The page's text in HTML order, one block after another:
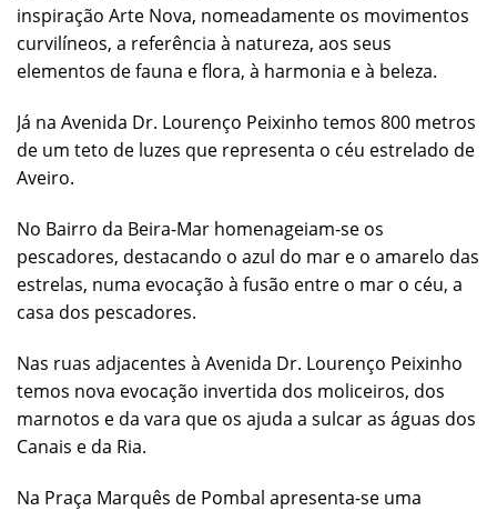
inspiração Arte Nova, nomeadamente os movimentos
curvilíneos, a referência à natureza, aos seus
elementos de fauna e flora, à harmonia e à beleza.
Já na Avenida Dr. Lourenço Peixinho temos 800 metros
de um teto de luzes que representa o céu estrelado de
Aveiro.
No Bairro da Beira-Mar homenageiam-se os
pescadores, destacando o azul do mar e o amarelo das
estrelas, numa evocação à fusão entre o mar o céu, a
casa dos pescadores.
Nas ruas adjacentes à Avenida Dr. Lourenço Peixinho
temos nova evocação invertida dos moliceiros, dos
marnotos e da vara que os ajuda a sulcar as águas dos
Canais e da Ria.
Na Praça Marquês de Pombal apresenta-se uma